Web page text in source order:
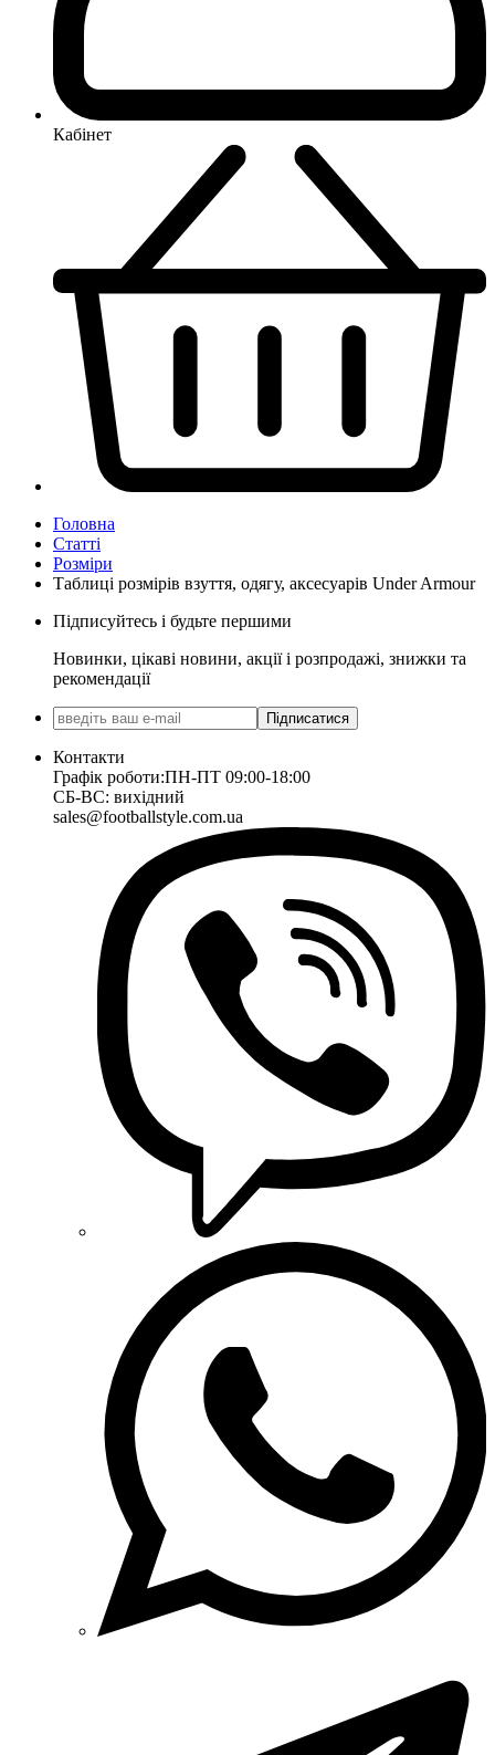
Кабінет
Головна
Статті
Розміри
Таблиці розмірів взуття, одягу, аксесуарів Under Armour
Підписуйтесь і будьте першими
Новинки, цікаві новини, акції і розпродажі, знижки та
рекомендації
Підписатися
Контакти
Графік роботи:ПН-ПТ 09:00-18:00
СБ-ВС: вихідний
sales@footballstyle.com.ua